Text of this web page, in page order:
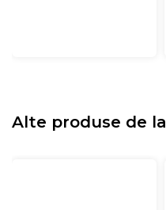
Alte produse de la